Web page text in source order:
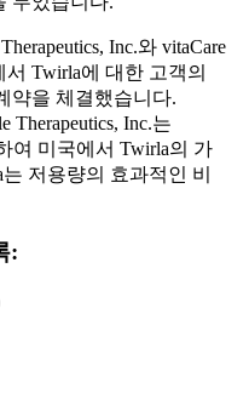
Inc.와 vitaCare
서 Twirla에 대한 고객의
약을 체결했습니다.
Therapeutics, Inc.는
여 미국에서 Twirla의 가
저용량의 효과적인 비
: